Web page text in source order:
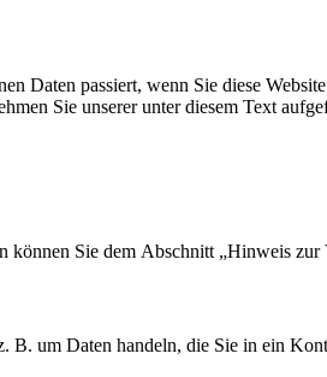
passiert, wenn Sie diese
Sie unserer unter diesem Text
Sie dem Abschnitt „Hinweis
B. um Daten handeln, die Sie in ein